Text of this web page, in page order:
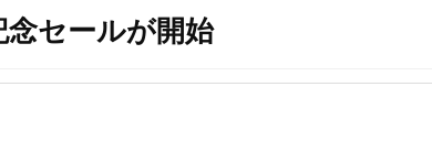
念セールが開始